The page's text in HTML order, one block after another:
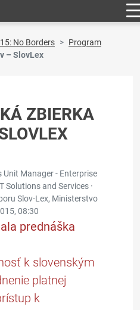
No Borders
Program
– SlovLex
ZBIERKA
Unit Manager - Enterprise
Solutions and Services ·
Slov-Lex, Ministerstvo
08:30
prednáška
k slovenským
platnej
k